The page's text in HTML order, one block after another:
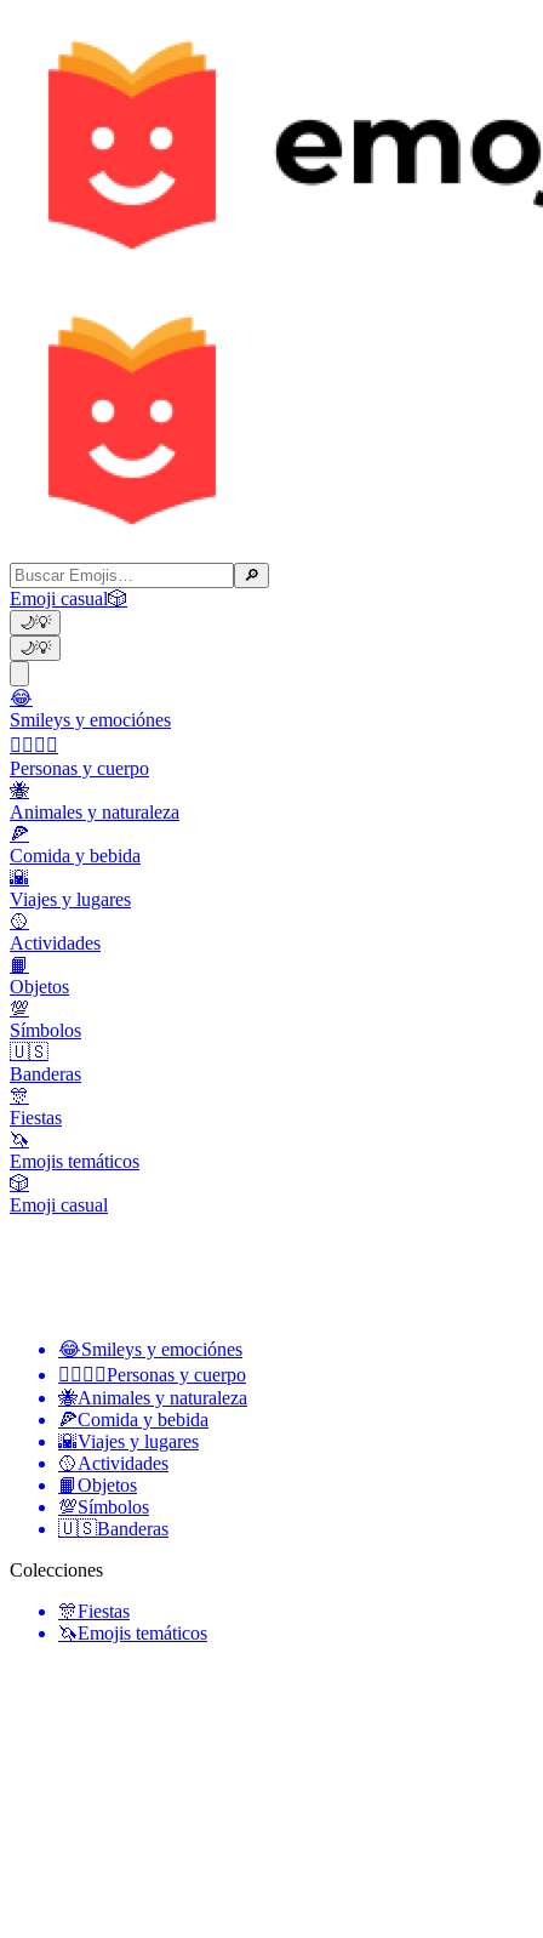
🔎
Emoji casual🎲
🌙💡
🌙💡
😂
Smileys y emociónes
👩‍❤️‍💋‍👨
Personas y cuerpo
🐝
Animales y naturaleza
🍕
Comida y bebida
🌇
Viajes y lugares
🥎
Actividades
📙
Objetos
💯
Símbolos
🇺🇸
Banderas
🎊
Fiestas
🦄
Emojis temáticos
🎲
Emoji casual
😂Smileys y emociónes
👩‍❤️‍💋‍👨Personas y cuerpo
🐝Animales y naturaleza
🍕Comida y bebida
🌇Viajes y lugares
🥎Actividades
📙Objetos
💯Símbolos
🇺🇸Banderas
Colecciones
🎊Fiestas
🦄Emojis temáticos